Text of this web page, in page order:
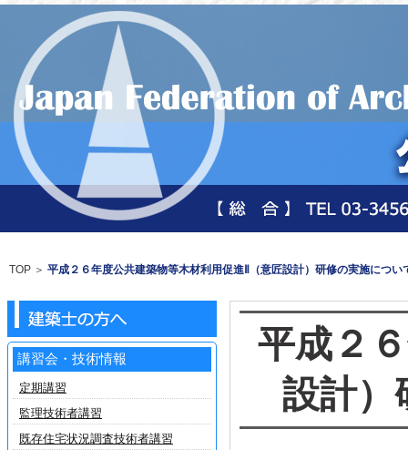
TOP ＞ 平成２６年度公共建築物等木材利用促進Ⅱ（意匠設計）研修の実施につい
平成２
設計）
講習会・技術情報
定期講習
監理技術者講習
既存住宅状況調査技術者講習